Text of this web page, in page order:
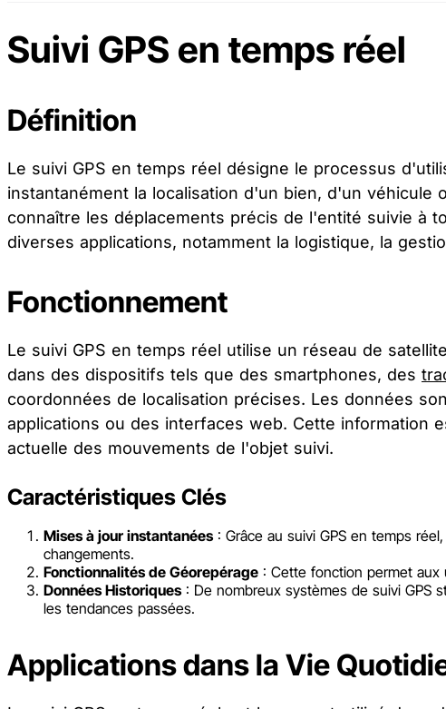
Suivi GPS en temps réel
Définition
Le suivi GPS en temps réel désigne le processus
instantanément la localisation d'un bien, d'un
connaître les déplacements précis de l'entité suivie à
diverses applications, notamment la logistique, la
Fonctionnement
Le suivi GPS en temps réel utilise un réseau de
dans des dispositifs tels que des smartphones, des
coordonnées de localisation précises. Les données
applications ou des interfaces web. Cette information
actuelle des mouvements de l'objet suivi.
Caractéristiques Clés
Mises à jour instantanées: Grâce au suivi GPS en temps
changements.
Fonctionnalités de Géorepérage : Cette fonction permet aux
Données Historiques: De nombreux systèmes de suivi GPS
les tendances passées.
Applications dans la Vie